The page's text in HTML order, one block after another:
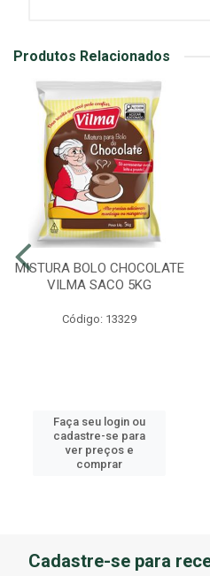
Produtos Relacionados
MISTURA BOLO CHOCOLATE
VILMA SACO 5KG
Código: 13329
Faça seu login ou
cadastre-se para
ver preços e
comprar
Cadastre-se para